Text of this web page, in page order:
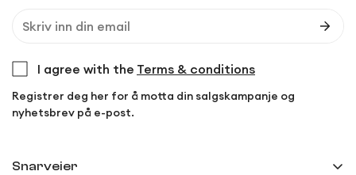
Snarveier
I agree with the Terms & conditions
Registrer deg her for å motta din salgskampanje og
nyhetsbrev på e-post.